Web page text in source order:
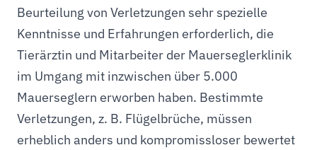
Beurteilung von Verletzungen sehr spezielle
Kenntnisse und Erfahrungen erforderlich, die
Tierärztin und Mitarbeiter der Mauerseglerklinik
im Umgang mit inzwischen über 5.000
Mauerseglern erworben haben. Bestimmte
Verletzungen, z. B. Flügelbrüche, müssen
erheblich anders und kompromissloser bewertet